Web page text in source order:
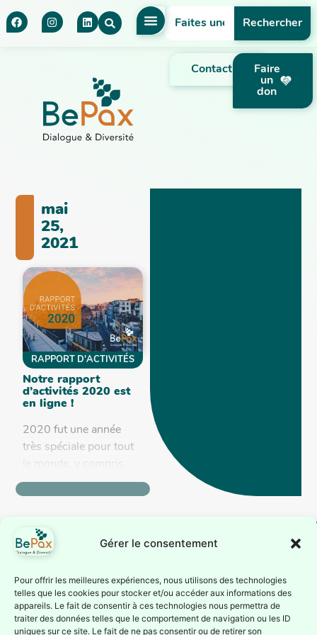
Gérer le consentement
Pour offrir les meilleures expériences, nous utilisons des technologies
telles que les cookies pour stocker et/ou accéder aux informations des
appareils. Le fait de consentir à ces technologies nous permettra de
traiter des données telles que le comportement de navigation ou les ID
uniques sur ce site. Le fait de ne pas consentir ou de retirer son
Contact
Faire
un
don
Rechercher
mai
25,
2021
RAPPORT D'ACTIVITÉS
Notre rapport
d’activités 2020 est
en ligne !
2020 fut une année
très spéciale pour tout
pour BePax. L’épidémie
de covid-19 a
bouleversé notre
programme de l’année.
Suivez-nous
Inscrivez-vous à notre
newsletter ou suivez nous
BePax est reconnue
comme association
d’éducation
permanente par la